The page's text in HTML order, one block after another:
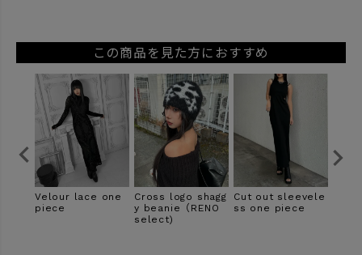
この商品を見た方におすすめ
Cut out sleevele
ss one piece
High waist tulle t
uck pants
Wool trench coa
t